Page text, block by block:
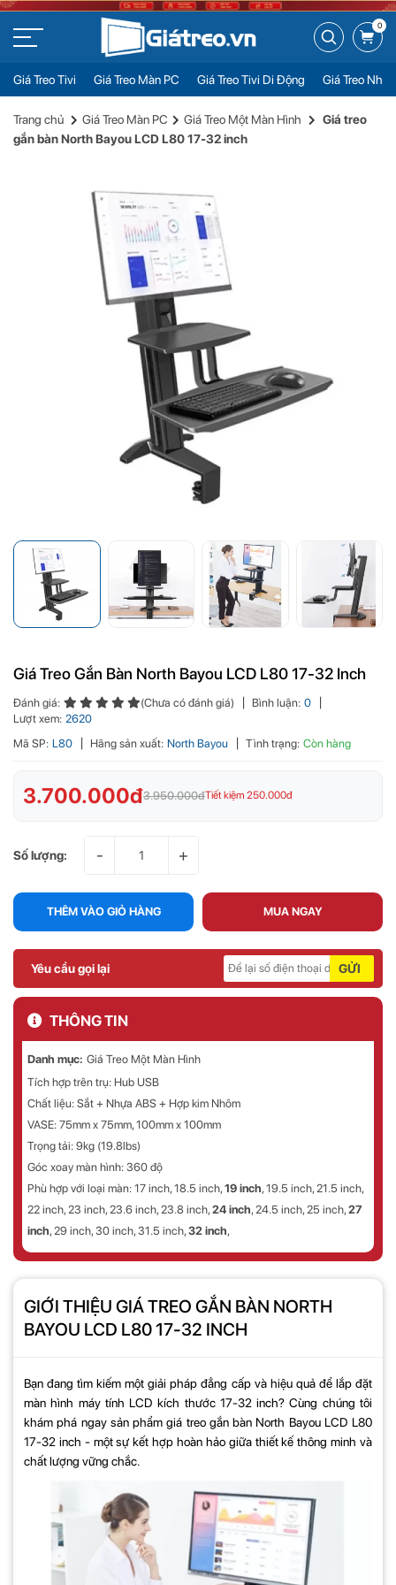
0
Giá Treo Tivi Giá Treo Màn PC Giá Treo Tivi Di Động
Giá Treo
3.700.000đ
Đặt mua
Trang chủ Giá Treo Màn PC Giá Treo Một Màn Hình
Giá treo
gắn bàn North Bayou LCD L80 17-32 inch
Giá Treo Gắn Bàn North Bayou LCD L80 17-32 Inch
Đánh giá: (Chưa có đánh giá) Bình luận: 0
Lượt xem: 2620
Mã SP: L80 Hãng sản xuất: North Bayou Tình trạng: Còn hàng
3.700.000đ3.950.000đTiết kiệm 250.000đ
Số lượng: - +
THÊM VÀO GIỎ HÀNG MUA NGAY
Yêu cầu gọi lại GỬI
THÔNG TIN
Danh mục: Giá Treo Một Màn Hình
Tích hợp trên trụ: Hub USB
Chất liệu: Sắt + Nhựa ABS + Hợp kim Nhôm
VASE: 75mm x 75mm, 100mm x 100mm
Trọng tải: 9kg (19.8lbs)
Góc xoay màn hình: 360 độ
Phù hợp với loại màn: 17 inch, 18.5 inch, 19 inch, 19.5 inch, 21.5 inch,
22 inch, 23 inch, 23.6 inch, 23.8 inch, 24 inch, 24.5 inch, 25 inch, 27
inch, 29 inch, 30 inch, 31.5 inch, 32 inch,
GIỚI THIỆU GIÁ TREO GẮN BÀN NORTH
BAYOU LCD L80 17-32 INCH
Bạn đang tìm kiếm một giải pháp đẳng cấp và hiệu quả để lắp đặt
màn hình máy tính LCD kích thước 17-32 inch? Cùng chúng tôi
khám phá ngay sản phẩmgiá treo gắn bàn North Bayou LCD L80
17-32 inch - một sự kết hợp hoàn hảo giữa thiết kế thông minh và
chất lượng vững chắc.